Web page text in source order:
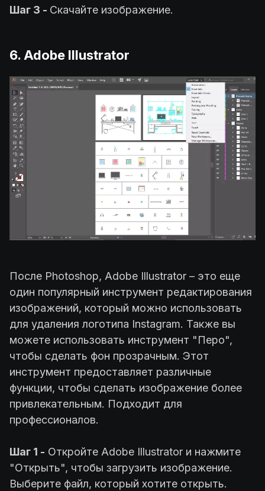
Шаг 3 - Скачайте изображение.
6. Adobe Illustrator
После Photoshop, Adobe Illustrator – это еще
один популярный инструмент редактирования
изображений, который можно использовать
для удаления логотипа Instagram. Также вы
можете использовать инструмент "Перо",
чтобы сделать фон прозрачным. Этот
инструмент предоставляет различные
функции, чтобы сделать изображение более
привлекательным. Подходит для
профессионалов.
Шаг 1 - Откройте Adobe Illustrator и нажмите
"Открыть", чтобы загрузить изображение.
Выберите файл, который хотите открыть.